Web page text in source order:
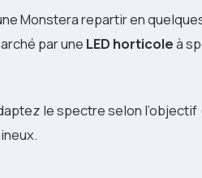
Monstera repartir en
par une LED horticoleà
le spectre selon